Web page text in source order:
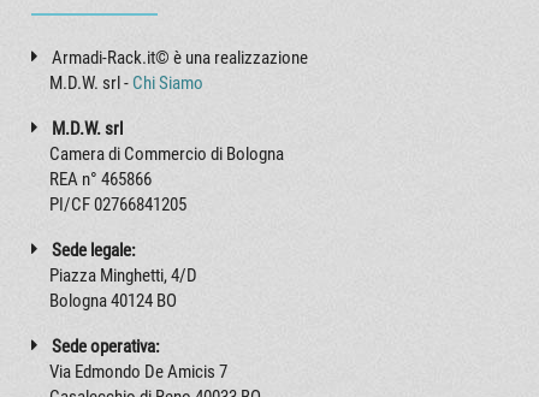
Armadi-Rack.it© è una realizzazione
M.D.W. srl - Chi Siamo
M.D.W. srl
Camera di Commercio di Bologna
REA n° 465866
PI/CF 02766841205
Sede legale:
Piazza Minghetti, 4/D
Bologna 40124 BO
Sede operativa:
Via Edmondo De Amicis 7